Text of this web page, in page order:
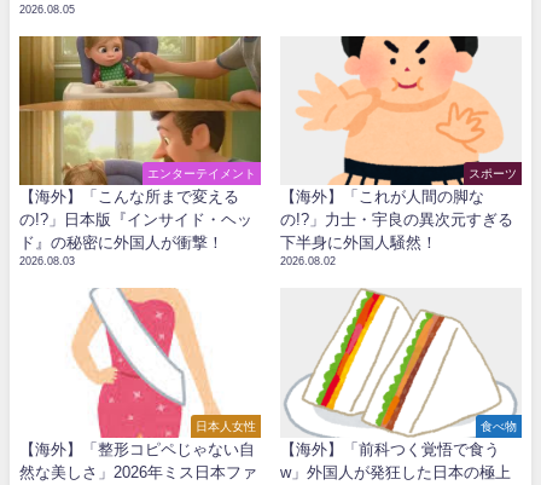
2026.08.05
エンターテイメント
【海外】「こんな所まで変える
の!?」日本版『インサイド・ヘッ
ド』の秘密に外国人が衝撃！
2026.08.03
スポーツ
【海外】「これが人間の脚な
の!?」力士・宇良の異次元すぎる
下半身に外国人騒然！
2026.08.02
日本人女性
【海外】「整形コピペじゃない自
然な美しさ」2026年ミス日本ファ
食べ物
【海外】「前科つく覚悟で食う
w」外国人が発狂した日本の極上